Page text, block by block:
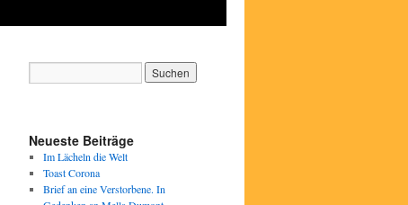
Neueste Beiträge
Im Lächeln die Welt
Toast Corona
Brief an eine Verstorbene. In